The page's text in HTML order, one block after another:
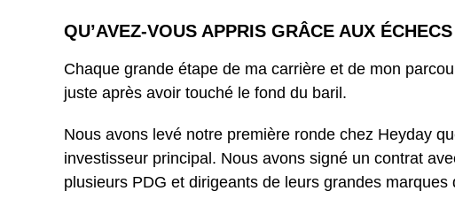
QU’AVEZ-VOUS APPRIS GRÂCE AUX
Chaque grande étape de ma carrière et de mon
juste après avoir touché le fond du baril.
Nous avons levé notre première ronde chez Heyday
investisseur principal. Nous avons signé un contrat
plusieurs PDG et dirigeants de leurs grandes marques